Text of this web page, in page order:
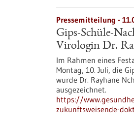
Pressemitteilung -
Gips-Schüle-
Virologin Dr.
Im Rahmen eines
Montag, 10. Juli, die
wurde Dr. Rayhane
ausgezeichnet.
https://
zukunftsweisende-